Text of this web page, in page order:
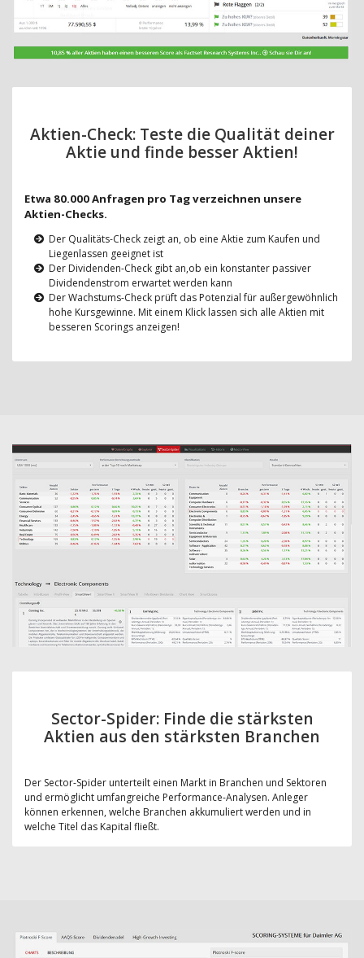
Aktien-Check: Teste die Qualität deiner
Aktie und finde besser Aktien!
Etwa 80.000 Anfragen pro Tag verzeichnen unsere
Aktien-Checks.
Der Qualitäts-Check zeigt an, ob eine Aktie zum Kaufen und
Liegenlassen geeignet ist
Der Dividenden-Check gibt an,ob ein konstanter passiver
Dividendenstrom erwartet werden kann
Der Wachstums-Check prüft das Potenzial für außergewöhnlich
hohe Kursgewinne. Mit einem Klick lassen sich alle Aktien mit
besseren Scorings anzeigen!
Sector-Spider: Finde die stärksten
Aktien aus den stärksten Branchen
Der Sector-Spider unterteilt einen Markt in Branchen und Sektoren
und ermöglicht umfangreiche Performance-Analysen. Anleger
können erkennen, welche Branchen akkumuliert werden und in
welche Titel das Kapital fließt.